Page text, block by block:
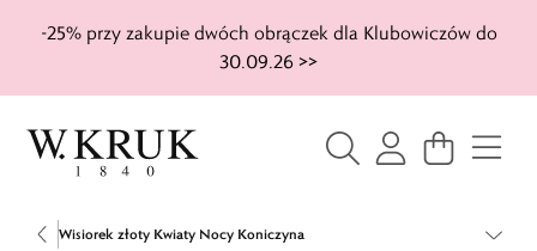
-25% przy zakupie dwóch obrączek dla Klubowiczów do
30.09.26 >>
Wisiorek złoty Kwiaty Nocy Koniczyna